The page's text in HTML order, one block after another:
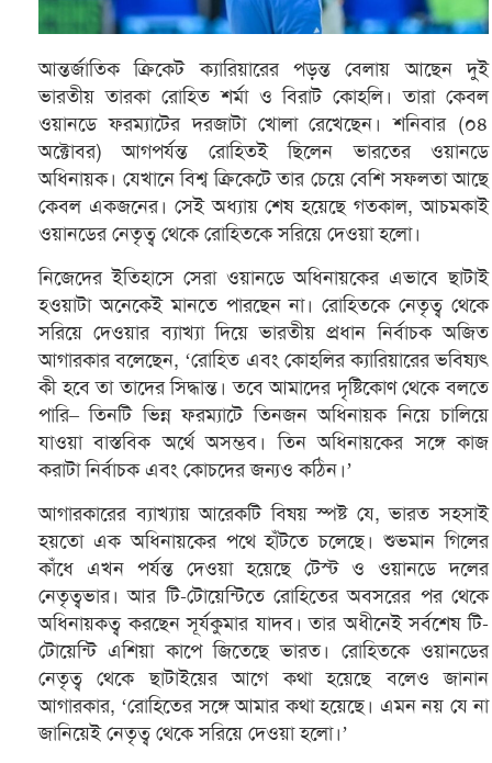
আন্তর্জাতিক ক্রিকেট ক্যারিয়ারের পড়ন্ত বেলায় আছেন দুই
ভারতীয় তারকা রোহিত শর্মা ও বিরাট কোহলি। তারা কেবল
ওয়ানডে ফরম্যাটের দরজাটা খোলা রেখেছেন। শনিবার (০৪
অক্টোবর) আগপর্যন্ত রোহিতই ছিলেন ভারতের ওয়ানডে
অধিনায়ক। যেখানে বিশ্ব ক্রিকেটে তার চেয়ে বেশি সফলতা আছে
কেবল একজনের। সেই অধ্যায় শেষ হয়েছে গতকাল, আচমকাই
ওয়ানডের নেতৃত্ব থেকে রোহিতকে সরিয়ে দেওয়া হলো।
নিজেদের ইতিহাসে সেরা ওয়ানডে অধিনায়কের এভাবে ছাটাই
হওয়াটা অনেকেই মানতে পারছেন না। রোহিতকে নেতৃত্ব থেকে
সরিয়ে দেওয়ার ব্যাখ্যা দিয়ে ভারতীয় প্রধান নির্বাচক অজিত
আগারকার বলেছেন, ‘রোহিত এবং কোহলির ক্যারিয়ারের ভবিষ্যৎ
কী হবে তা তাদের সিদ্ধান্ত। তবে আমাদের দৃষ্টিকোণ থেকে বলতে
পারি– তিনটি ভিন্ন ফরম্যাটে তিনজন অধিনায়ক নিয়ে চালিয়ে
যাওয়া বাস্তবিক অর্থে অসম্ভব। তিন অধিনায়কের সঙ্গে কাজ
করাটা নির্বাচক এবং কোচদের জন্যও কঠিন।’
আগারকারের ব্যাখ্যায় আরেকটি বিষয় স্পষ্ট যে, ভারত সহসাই
হয়তো এক অধিনায়কের পথে হাঁটতে চলেছে। শুভমান গিলের
কাঁধে এখন পর্যন্ত দেওয়া হয়েছে টেস্ট ও ওয়ানডে দলের
নেতৃত্বভার। আর টি-টোয়েন্টিতে রোহিতের অবসরের পর থেকে
অধিনায়কত্ব করছেন সূর্যকুমার যাদব। তার অধীনেই সর্বশেষ টি-
টোয়েন্টি এশিয়া কাপে জিতেছে ভারত। রোহিতকে ওয়ানডের
নেতৃত্ব থেকে ছাটাইয়ের আগে কথা হয়েছে বলেও জানান
আগারকার, ‘রোহিতের সঙ্গে আমার কথা হয়েছে। এমন নয় যে না
জানিয়েই নেতৃত্ব থেকে সরিয়ে দেওয়া হলো।’